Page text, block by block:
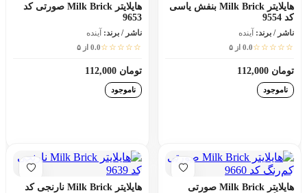
هایلایتر Milk Brick بنفش یاسی
کد 9554
ناشر / برند: آینده
☆☆☆☆☆0.0 از ۵
تومان 112,000
ناموجود
هایلایتر Milk Brick صورتی کد
9653
ناشر / برند: آینده
☆☆☆☆☆0.0 از ۵
تومان 112,000
ناموجود
هایلایتر Milk Brick صورتی
هایلایتر Milk Brick نارنجی کد